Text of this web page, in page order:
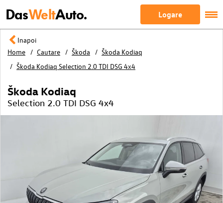
DasWeltAuto. Logare
Inapoi
Home
Cautare Škoda
Škoda Kodiaq
Škoda Kodiaq Selection 2.0 TDI DSG 4x4
Škoda Kodiaq
Selection 2.0 TDI DSG 4x4